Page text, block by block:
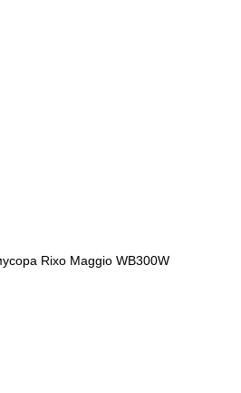
Rixo Maggio WB300W